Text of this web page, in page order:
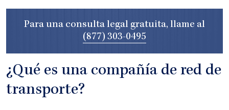
Para una consulta legal gratuita, llame al
(877) 303-0495
¿Qué es una compañía de red de
transporte?